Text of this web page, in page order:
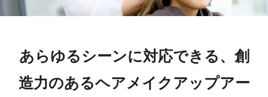
あらゆるシーンに対応できる、創
造力のあるヘアメイクアップアー